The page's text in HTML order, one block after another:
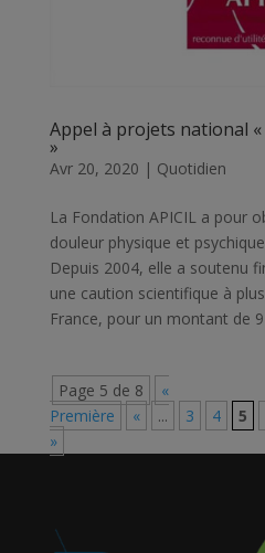
Appel à projets national
»
Avr 20, 2020 | Quotidien
La Fondation APICIL a pour
douleur physique et
Depuis 2004, elle a soutenu
une caution scientifique à
France, pour un montant de
Page 5 de 8
«
Première
« ... 3 4 5
»